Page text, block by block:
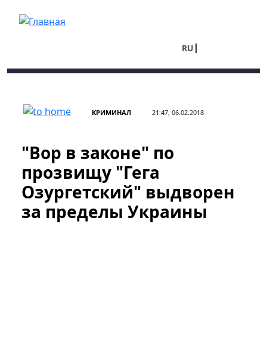
RU
КРИМИНАЛ 21:47, 06.02.2018
"Вор в законе" по
прозвищу "Гега
Озургетский" выдворен
за пределы Украины